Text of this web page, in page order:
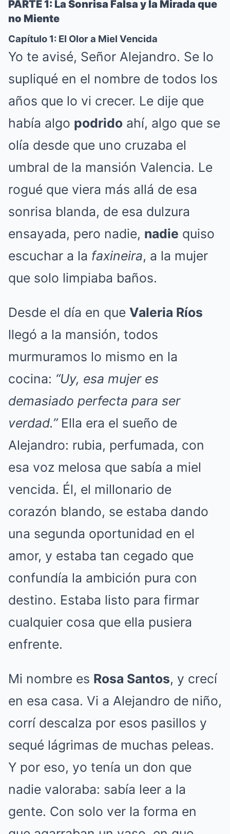
PARTE 1: La Sonrisa Falsa y la Mirada que
no Miente
Capítulo 1: El Olor a Miel Vencida
Yo te avisé, Señor Alejandro. Se lo
supliqué en el nombre de todos los
años que lo vi crecer. Le dije que
había algo podrido ahí, algo que se
olía desde que uno cruzaba el
umbral de la mansión Valencia. Le
rogué que viera más allá de esa
sonrisa blanda, de esa dulzura
ensayada, pero nadie, nadie quiso
escuchar a la faxineira, a la mujer
que solo limpiaba baños.
Desde el día en que Valeria Ríos
llegó a la mansión, todos
murmuramos lo mismo en la
cocina: “Uy, esa mujer es
demasiado perfecta para ser
verdad.”Ella era el sueño de
Alejandro: rubia, perfumada, con
esa voz melosa que sabía a miel
vencida. Él, el millonario de
corazón blando, se estaba dando
una segunda oportunidad en el
amor, y estaba tan cegado que
confundía la ambición pura con
destino. Estaba listo para firmar
cualquier cosa que ella pusiera
enfrente.
Mi nombre es Rosa Santos, y crecí
en esa casa. Vi a Alejandro de niño,
corrí descalza por esos pasillos y
sequé lágrimas de muchas peleas.
Y por eso, yo tenía un don que
nadie valoraba: sabía leer a la
gente. Con solo ver la forma en